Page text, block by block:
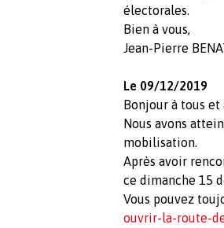
électorales.
Bien à vous,
Jean-Pierre
Le 09/12/2019
Bonjour à tous et
Nous avons
mobilisation.
Après avoir
ce dimanche 15
Vous pouvez
ouvrir-la-route-